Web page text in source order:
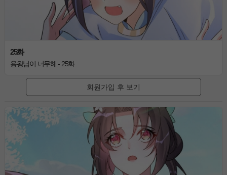
25화
용왕님이 너무해 - 25화
회원가입 후 보기